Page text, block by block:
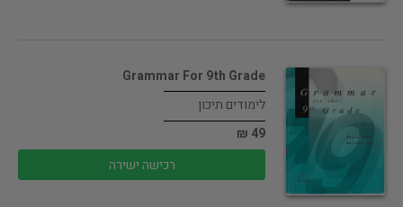
Grammar For 9th Grade
לימודים תיכון
49 ₪
רכישה ישירה